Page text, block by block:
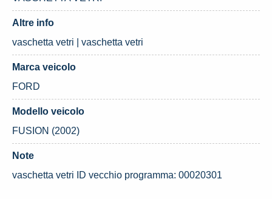
Altre info
vaschetta vetri | vaschetta vetri
Marca veicolo
FORD
Modello veicolo
FUSION (2002)
Note
vaschetta vetri ID vecchio programma: 00020301